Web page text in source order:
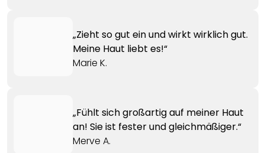
„Zieht so gut ein und wirkt wirklich gut.
Meine Haut liebt es!“
Marie K.
„Fühlt sich großartig auf meiner Haut
an! Sie ist fester und gleichmäßiger.“
Merve A.